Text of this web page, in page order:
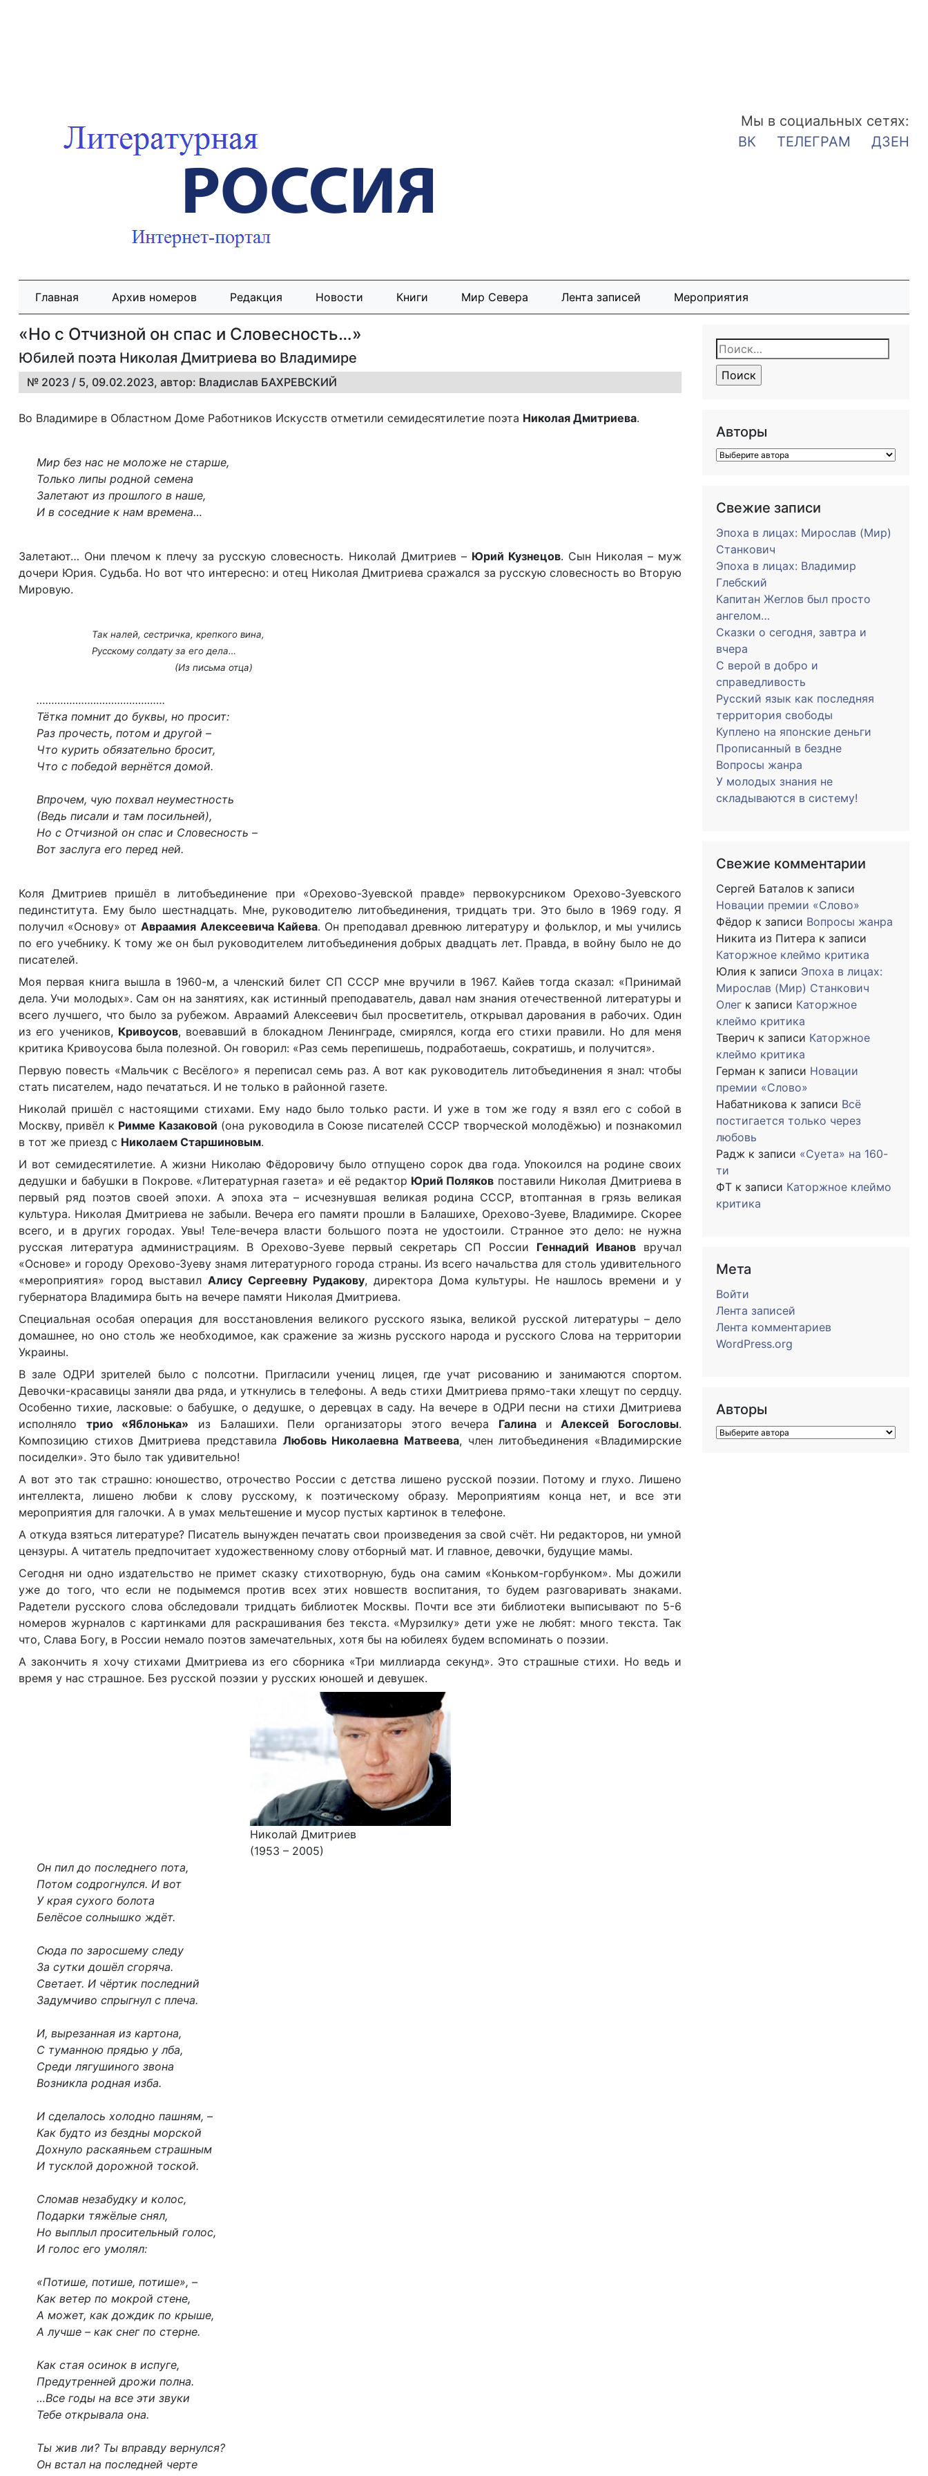
Мы в социальных сетях:
ВК
ТЕЛЕГРАМ ДЗЕН
Главная Архив номеров Редакция Новости Книги Мир Севера Лента записей Мероприятия
«Но с Отчизной он спас и Словесность…»
Юбилей поэта Николая Дмитриева во Владимире
№ 2023 / 5, 09.02.2023, автор: Владислав БАХРЕВСКИЙ
Во Владимире в Областном Доме Работников Искусств отметили семидесятилетие поэта Николая Дмитриева.
Мир без нас не моложе не старше,
Только липы родной семена
Залетают из прошлого в наше,
И в соседние к нам времена…
Залетают… Они плечом к плечу за русскую словесность. Николай Дмитриев – Юрий Кузнецов. Сын Николая – муж
дочери Юрия. Судьба. Но вот что интересно: и отец Николая Дмитриева сражался за русскую словесность во Вторую
Мировую.
Так налей, сестричка, крепкого вина,
Русскому солдату за его дела…
(Из письма отца)
…………………………………….
Тётка помнит до буквы, но просит:
Раз прочесть, потом и другой –
Что курить обязательно бросит,
Что с победой вернётся домой.
Впрочем, чую похвал неуместность
(Ведь писали и там посильней),
Но с Отчизной он спас и Словесность –
Вот заслуга его перед ней.
Коля Дмитриев пришёл в литобъединение при «Орехово-Зуевской правде» первокурсником Орехово-Зуевского
пединститута. Ему было шестнадцать. Мне, руководителю литобъединения, тридцать три. Это было в 1969 году. Я
получил «Основу» отАвраамия Алексеевича Кайева. Он преподавал древнюю литературу и фольклор, и мы учились
по его учебнику. К тому же он был руководителем литобъединения добрых двадцать лет. Правда, в войну было не до
писателей.
Моя первая книга вышла в 1960-м, а членский билет СП СССР мне вручили в 1967. Кайев тогда сказал: «Принимай
дела. Учи молодых». Сам он на занятиях, как истинный преподаватель, давал нам знания отечественной литературы и
всего лучшего, что было за рубежом. Авраамий Алексеевич был просветитель, открывал дарования в рабочих. Один
из его учеников, Кривоусов, воевавший в блокадном Ленинграде, смирялся, когда его стихи правили. Но для меня
критика Кривоусова была полезной. Он говорил: «Раз семь перепишешь, подработаешь, сократишь, и получится».
Первую повесть «Мальчик с Весёлого» я переписал семь раз. А вот как руководитель литобъединения я знал: чтобы
стать писателем, надо печататься. И не только в районной газете.
Николай пришёл с настоящими стихами. Ему надо было только расти. И уже в том же году я взял его с собой в
Москву, привёл к Римме Казаковой (она руководила в Союзе писателей СССР творческой молодёжью) и познакомил
в тот же приезд с Николаем Старшиновым.
И вот семидесятилетие. А жизни Николаю Фёдоровичу было отпущено сорок два года. Упокоился на родине своих
дедушки и бабушки в Покрове. «Литературная газета» и её редактор Юрий Поляков поставили Николая Дмитриева в
первый ряд поэтов своей эпохи. А эпоха эта – исчезнувшая великая родина СССР, втоптанная в грязь великая
культура. Николая Дмитриева не забыли. Вечера его памяти прошли в Балашихе, Орехово-Зуеве, Владимире. Скорее
всего, и в других городах. Увы! Теле-вечера власти большого поэта не удостоили. Странное это дело: не нужна
русская литература администрациям. В Орехово-Зуеве первый секретарь СП России Геннадий Иванов вручал
«Основе» и городу Орехово-Зуеву знамя литературного города страны. Из всего начальства для столь удивительного
«мероприятия» город выставил Алису Сергеевну Рудакову, директора Дома культуры. Не нашлось времени и у
губернатора Владимира быть на вечере памяти Николая Дмитриева.
Специальная особая операция для восстановления великого русского языка, великой русской литературы – дело
домашнее, но оно столь же необходимое, как сражение за жизнь русского народа и русского Слова на территории
Украины.
В зале ОДРИ зрителей было с полсотни. Пригласили учениц лицея, где учат рисованию и занимаются спортом.
Девочки-красавицы заняли два ряда, и уткнулись в телефоны. А ведь стихи Дмитриева прямо-таки хлещут по сердцу.
Особенно тихие, ласковые: о бабушке, о дедушке, о деревцах в саду. На вечере в ОДРИ песни на стихи Дмитриева
исполняло трио «Яблонька» из Балашихи. Пели организаторы этого вечера Галина и Алексей Богословы.
Композицию стихов Дмитриева представила Любовь Николаевна Матвеева, член литобъединения «Владимирские
посиделки». Это было так удивительно!
А вот это так страшно: юношество, отрочество России с детства лишено русской поэзии. Потому и глухо. Лишено
интеллекта, лишено любви к слову русскому, к поэтическому образу. Мероприятиям конца нет, и все эти
мероприятия для галочки. А в умах мельтешение и мусор пустых картинок в телефоне.
А откуда взяться литературе? Писатель вынужден печатать свои произведения за свой счёт. Ни редакторов, ни умной
цензуры. А читатель предпочитает художественному слову отборный мат. И главное, девочки, будущие мамы.
Сегодня ни одно издательство не примет сказку стихотворную, будь она самим «Коньком-горбунком». Мы дожили
уже до того, что если не подымемся против всех этих новшеств воспитания, то будем разговаривать знаками.
Радетели русского слова обследовали тридцать библиотек Москвы. Почти все эти библиотеки выписывают по 5-6
номеров журналов с картинками для раскрашивания без текста. «Мурзилку» дети уже не любят: много текста. Так
что, Слава Богу, в России немало поэтов замечательных, хотя бы на юбилеях будем вспоминать о поэзии.
А закончить я хочу стихами Дмитриева из его сборника «Три миллиарда секунд». Это страшные стихи. Но ведь и
время у нас страшное. Без русской поэзии у русских юношей и девушек.
Николай Дмитриев
(1953 – 2005)
Он пил до последнего пота,
Потом содрогнулся. И вот
У края сухого болота
Белёсое солнышко ждёт.
Сюда по заросшему следу
За сутки дошёл сгоряча.
Светает. И чёртик последний
Задумчиво спрыгнул с плеча.
И, вырезанная из картона,
С туманною прядью у лба,
Среди лягушиного звона
Возникла родная изба.
И сделалось холодно пашням, –
Как будто из бездны морской
Дохнуло раскаяньем страшным
И тусклой дорожной тоской.
Сломав незабудку и колос,
Подарки тяжёлые снял,
Но выплыл просительный голос,
И голос его умолял:
«Потише, потише, потише», –
Как ветер по мокрой стене,
А может, как дождик по крыше,
А лучше – как снег по стерне.
Как стая осинок в испуге,
Предутренней дрожи полна.
…Все годы на все эти звуки
Тебе открывала она.
Ты жив ли? Ты вправду вернулся?
Он встал на последней черте
Найти:
Авторы
Свежие записи
Эпоха в лицах: Мирослав (Мир)
Станкович
Эпоха в лицах: Владимир
Глебский
Капитан Жеглов был просто
ангелом…
Сказки о сегодня, завтра и
вчера
С верой в добро и
справедливость
Русский язык как последняя
территория свободы
Куплено на японские деньги
Прописанный в бездне
Вопросы жанра
У молодых знания не
складываются в систему!
Свежие комментарии
Сергей Баталов к записи
Новации премии «Слово»
Фёдор к записи Вопросы жанра
Никита из Питера к записи
Каторжное клеймо критика
Юлия к записи Эпоха в лицах:
Мирослав (Мир) Станкович
Олег к записи Каторжное
клеймо критика
Тверич к записи Каторжное
клеймо критика
Герман к записи Новации
премии «Слово»
Набатникова к записи Всё
постигается только через
любовь
Радж к записи «Суета» на 160-
ти
ФТ к записи Каторжное клеймо
критика
Мета
Войти
Лента записей
Лента комментариев
WordPress.org
Авторы